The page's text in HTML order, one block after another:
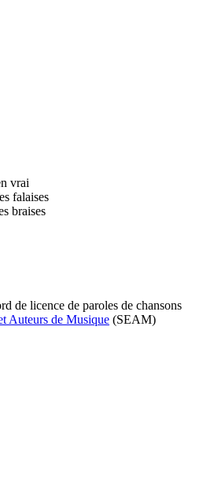
vrai
falaises
braises
de licence de paroles de chansons
Auteurs de Musique (SEAM)